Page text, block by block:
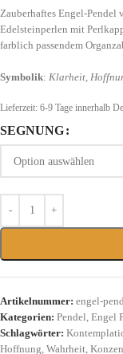
Zauberhaftes Engel-Pendel
Edelsteinperlen mit
farblich passendem
Symbolik: Klarheit
Lieferzeit: 6-9 Tage innerhalb
SEGNUNG
Artikelnummer: engel-
Kategorien: Pendel, Engel
Schlagwörter:
Hoffnung, Wahrheit,